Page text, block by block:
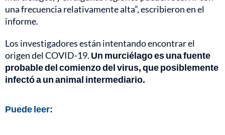
una frecuencia relativamente alta”, escribieron en el
informe.
Los investigadores están intentando encontrar el
origen del COVID-19. Un murciélago es una fuente
probable del comienzo del virus, que posiblemente
infectó a un animal intermediario.
Puede leer: